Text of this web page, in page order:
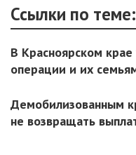
Ссылки по теме:
В Красноярском
операции и их
Демобилизованным
не возвращать